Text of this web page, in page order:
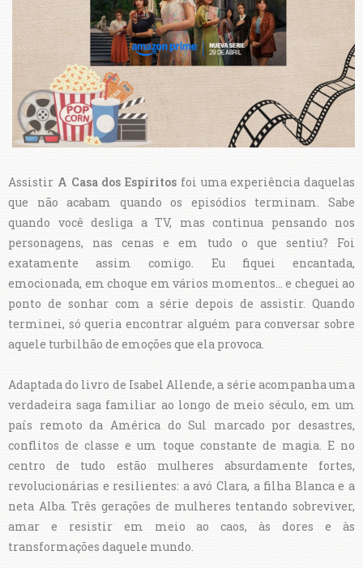
Assistir A Casa dos Espíritos foi uma experiência daquelas
que não acabam quando os episódios terminam. Sabe
quando você desliga a TV, mas continua pensando nos
personagens, nas cenas e em tudo o que sentiu? Foi
exatamente assim comigo. Eu fiquei encantada,
emocionada, em choque em vários momentos… e cheguei ao
ponto de sonhar com a série depois de assistir. Quando
terminei, só queria encontrar alguém para conversar sobre
aquele turbilhão de emoções que ela provoca.
Adaptada do livro de Isabel Allende, a série acompanha uma
verdadeira saga familiar ao longo de meio século, em um
país remoto da América do Sul marcado por desastres,
conflitos de classe e um toque constante de magia. E no
centro de tudo estão mulheres absurdamente fortes,
revolucionárias e resilientes: a avó Clara, a filha Blanca e a
neta Alba. Três gerações de mulheres tentando sobreviver,
amar e resistir em meio ao caos, às dores e às
transformações daquele mundo.